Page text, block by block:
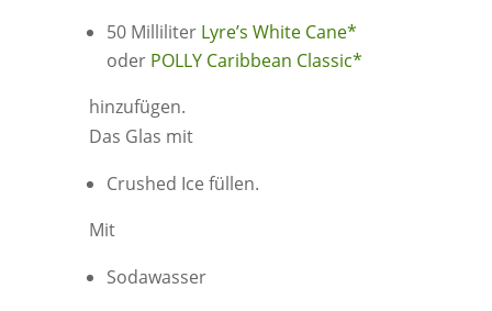
50 Milliliter Lyre’s White Cane*
oder POLLY Caribbean Classic*
hinzufügen.
Das Glas mit
Crushed Ice füllen.
Mit
Sodawasser